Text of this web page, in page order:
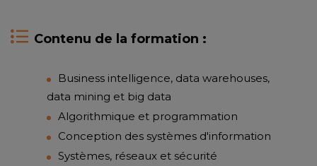
Contenu de la formation :
Business intelligence, data warehouses,
data mining et big data
Algorithmique et programmation
Conception des systèmes d'information
Systèmes, réseaux et sécurité